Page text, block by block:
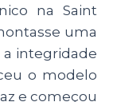
na Saint
uma
a integridade
o modelo
e começou